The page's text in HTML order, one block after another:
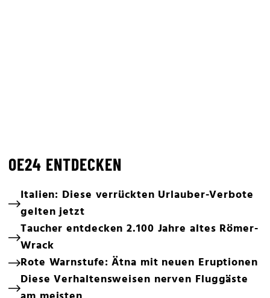
OE24 ENTDECKEN
Italien: Diese verrückten Urlauber-Verbote
gelten jetzt
Taucher entdecken 2.100 Jahre altes Römer-
Wrack
Rote Warnstufe: Ätna mit neuen Eruptionen
Diese Verhaltensweisen nerven Fluggäste